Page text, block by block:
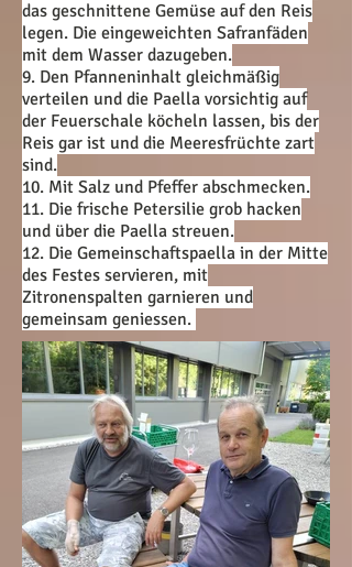
das geschnittene Gemüse auf den Reis
legen. Die eingeweichten Safranfäden
mit dem Wasser dazugeben.
9. Den Pfanneninhalt gleichmäßig
verteilen und die Paella vorsichtig auf
der Feuerschale köcheln lassen, bis der
Reis gar ist und die Meeresfrüchte zart
sind.
10. Mit Salz und Pfeffer abschmecken.
11. Die frische Petersilie grob hacken
und über die Paella streuen.
12. Die Gemeinschaftspaella in der Mitte
des Festes servieren, mit
Zitronenspalten garnieren und
gemeinsam geniessen.